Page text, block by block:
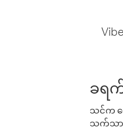
ခရက်
သင်က ငွ
သက်သာသ